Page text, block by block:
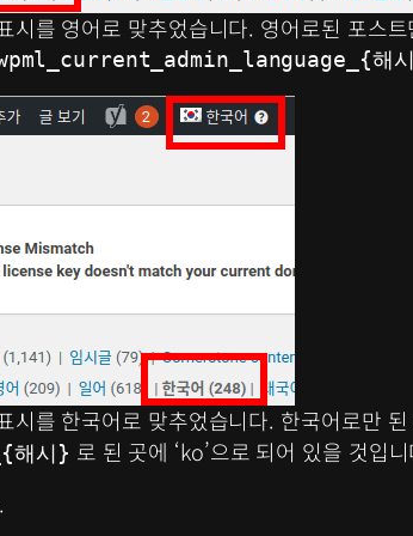
시를 영어로 맞추었습니다. 영어로된 포스
해
시를 한국어로 맞추었습니다. 한국어로만
해시} 로 된 곳에 ‘ko’으로 되어 있을 것입